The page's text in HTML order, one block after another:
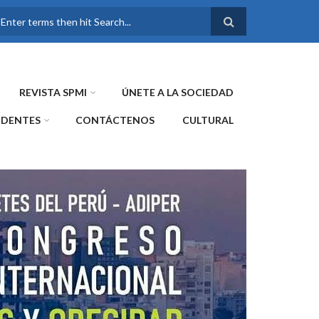
FORMULARIO DE
REVISTA SPMI ÚNETE A LA SOCIEDAD
CONTÁCTENOS CULTURAL